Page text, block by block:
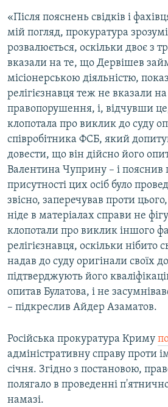
«Після пояснень свідків і
мій погляд, прокуратура
розвалюється, оскільки двоє з
вказали на те, що Дервішев
місіонерською діяльністю,
релігієзнавця теж не вказали
правопорушення, і, відчувши
клопотала про виклик до суду
співробітника ФСБ, який
довести, що він дійсно його
Валентина Чуприну – і
присутності цих осіб було
звісно, заперечував проти
ніде в матеріалах справи не
клопотали про виклик іншого
релігієзнавця, оскільки нібито
надав до суду оригінали своїх
підтверджують його
опитав Булатова, і не
– підкреслив Айдер Азаматов.
Російська прокуратура Криму
адміністративну справу проти
січня. Згідно з постановою,
полягало в проведенні
намазі.